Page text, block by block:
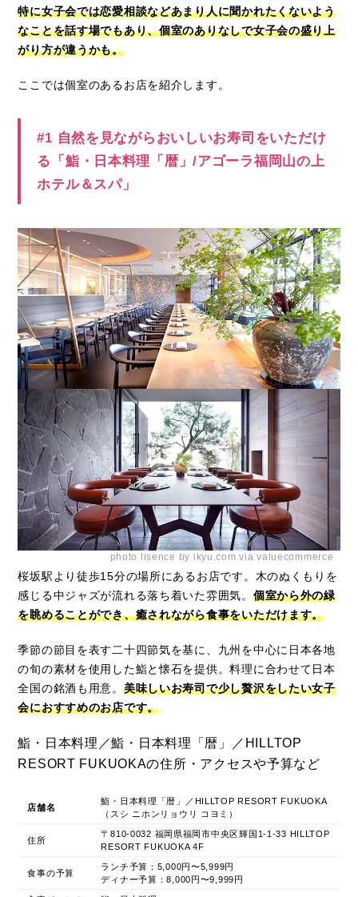
特に女子会では恋愛相談などあまり人に聞かれたくないよう
なことを話す場でもあり、個室のありなしで女子会の盛り上
がり方が違うかも。
ここでは個室のあるお店を紹介します。
#1 自然を見ながらおいしいお寿司をいただけ
る「鮨・日本料理「暦」/アゴーラ福岡山の上
ホテル＆スパ」
photo lisence by ikyu.com via valuecommerce
桜坂駅より徒歩15分の場所にあるお店です。木のぬくもりを
感じる中ジャズが流れる落ち着いた雰囲気。 個室から外の緑
を眺めることができ、癒されながら食事をいただけます。
季節の節目を表す二十四節気を基に、九州を中心に日本各地
の旬の素材を使用した鮨と懐石を提供。料理に合わせて日本
全国の銘酒も用意。 美味しいお寿司で少し贅沢をしたい女子
会におすすめのお店です。
鮨・日本料理／鮨・日本料理「暦」／HILLTOP
RESORT FUKUOKAの住所・アクセスや予算など
店舗名
鮨・日本料理「暦」／HILLTOP RESORT FUKUOKA
（スシ ニホンリョウリ コヨミ）
住所
〒810-0032 福岡県福岡市中央区輝国1-1-33 HILLTOP
RESORT FUKUOKA 4F
食事の予算
ランチ予算：5,000円〜5,999円
ディナー予算：8,000円〜9,999円